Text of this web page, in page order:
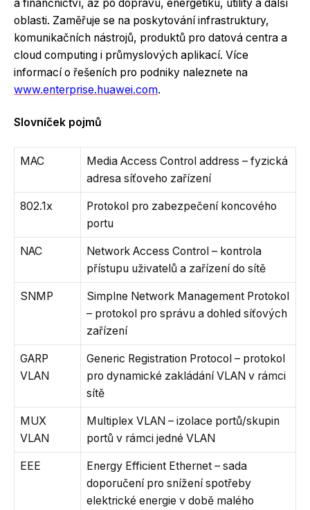
a finančnictví, až po dopravu, energetiku, utility a další
oblasti. Zaměřuje se na poskytování infrastruktury,
komunikačních nástrojů, produktů pro datová centra a
cloud computing i průmyslových aplikací. Více
informací o řešeních pro podniky naleznete na
www.enterprise.huawei.com.
Slovníček pojmů
MAC
Media Access Control address – fyzická
adresa síťoveho zařízení
802.1x
Protokol pro zabezpečení koncového
portu
NAC
Network Access Control – kontrola
přístupu uživatelů a zařízení do sítě
SNMP
Simplne Network Management Protokol
– protokol pro správu a dohled síťových
zařízení
GARP
VLAN
Generic Registration Protocol – protokol
pro dynamické zakládání VLAN v rámci
sítě
MUX
VLAN
Multiplex VLAN – izolace portů/skupin
portů v rámci jedné VLAN
EEE
Energy Efficient Ethernet – sada
doporučení pro snížení spotřeby
elektrické energie v době malého